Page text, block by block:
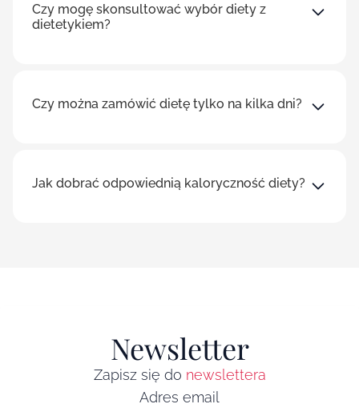
Czy mogę skonsultować wybór diety z
dietetykiem?
Czy można zamówić dietę tylko na kilka dni?
Jak dobrać odpowiednią kaloryczność diety?
Newsletter
Zapisz się do newslettera
Adres email